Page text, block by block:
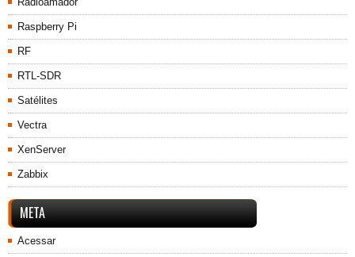
Raspberry Pi
RF
RTL-SDR
Satélites
Vectra
XenServer
Zabbix
META
Acessar